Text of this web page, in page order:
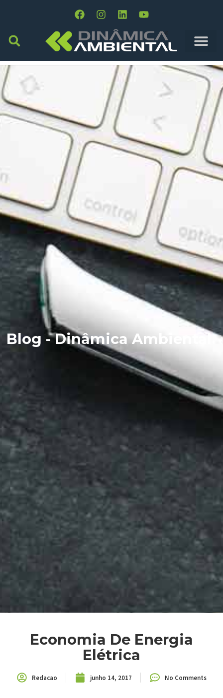
Blog - Dinâmica Ambiental
Economia De Energia
Elétrica
Redacao junho 14, 2017 No Comments